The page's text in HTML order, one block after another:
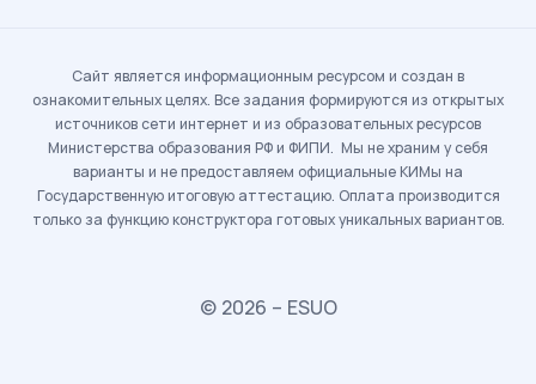
Сайт является информационным ресурсом и создан в
ознакомительных целях. Все задания формируются из открытых
источников сети интернет и из образовательных ресурсов
Министерства образования РФ и ФИПИ. Мы не храним у себя
варианты и не предоставляем официальные КИМы на
Государственную итоговую аттестацию. Оплата производится
только за функцию конструктора готовых уникальных вариантов.
© 2026 – ESUO